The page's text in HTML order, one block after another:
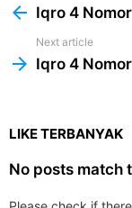
moreIqro 4
Next article
Iqro 4
LIKE TERBANYAK
No posts match